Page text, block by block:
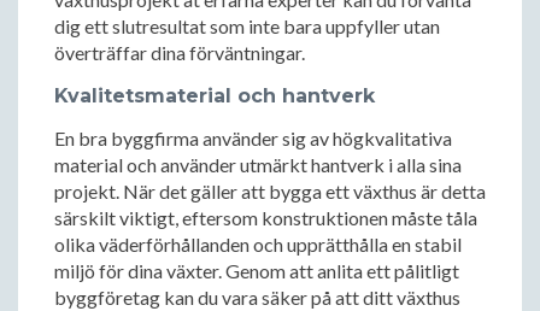
dig ett slutresultat som inte bara uppfyller utan
överträffar dina förväntningar.
Kvalitetsmaterial och hantverk
En bra byggfirma använder sig av högkvalitativa
material och använder utmärkt hantverk i alla sina
projekt. När det gäller att bygga ett växthus är detta
särskilt viktigt, eftersom konstruktionen måste tåla
olika väderförhållanden och upprätthålla en stabil
miljö för dina växter. Genom att anlita ett pålitligt
byggföretag kan du vara säker på att ditt växthus